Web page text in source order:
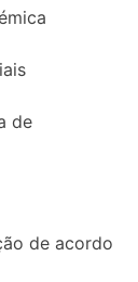
de
de acordo